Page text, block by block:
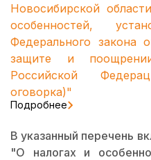
Новосибирской
особенностей,
Федерального
защите и
Российской
оговорка)"
Подробнее
В указанный перечень
"О налогах и